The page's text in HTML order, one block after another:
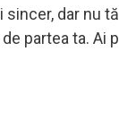
sincer, dar nu
partea ta.